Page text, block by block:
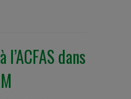
dans